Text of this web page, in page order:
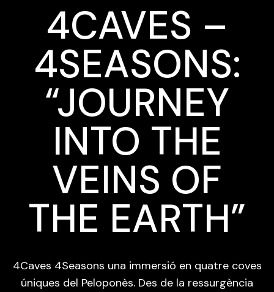
4CAVES –
4SEASONS:
“JOURNEY
INTO THE
VEINS OF
THE EARTH”
4Caves 4Seasons una immersió en quatre coves
úniques del Peloponès. Des de la ressurgència